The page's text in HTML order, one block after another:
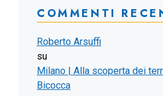
COMMENTI
Roberto Arsuffi
su
Milano | Alla scoperta dei
Bicocca